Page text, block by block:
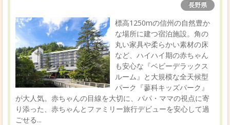
長野県
標高1250mの信州の自然豊か
な場所に建つ宿泊施設。角の
丸い家具や柔らかい素材の床
など、ハイハイ期の赤ちゃん
も安心な『ベビーデラックス
ルーム』と大規模な全天候型
パーク『蓼科キッズパーク』
が大人気。赤ちゃんの目線を大切に、パパ・ママの視点に寄
り添った、赤ちゃんとファミリー旅行デビューを安心して過
ごせる...